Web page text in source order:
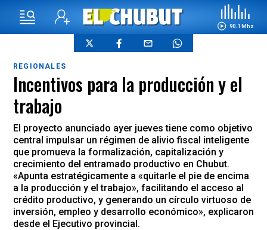
90.1 Mhz
REGIONALES
Incentivos para la producción y el
trabajo
El proyecto anunciado ayer jueves tiene como objetivo
central impulsar un régimen de alivio fiscal inteligente
que promueva la formalización, capitalización y
crecimiento del entramado productivo en Chubut.
«Apunta estratégicamente a «quitarle el pie de encima
a la producción y el trabajo», facilitando el acceso al
crédito productivo, y generando un círculo virtuoso de
inversión, empleo y desarrollo económico», explicaron
desde el Ejecutivo provincial.